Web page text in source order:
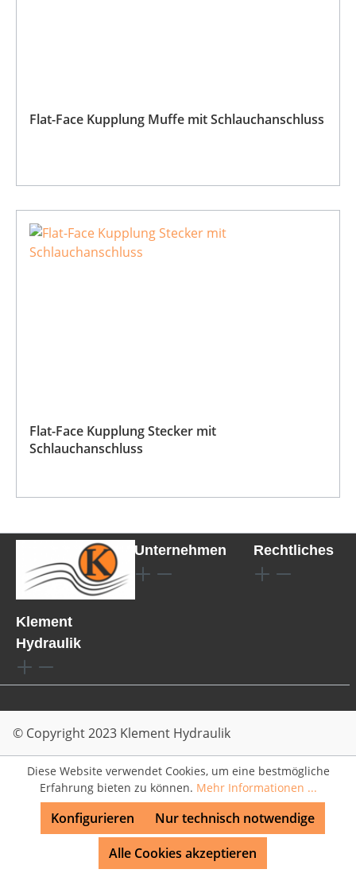
Flat-Face Kupplung Muffe mit Schlauchanschluss
Flat-Face Kupplung Stecker mit
Schlauchanschluss
Klement
Hydraulik
Unternehmen Rechtliches
© Copyright 2023 Klement Hydraulik
Diese Website verwendet Cookies, um eine bestmögliche
Erfahrung bieten zu können. Mehr Informationen ...
Nur technisch notwendige
Konfigurieren
Alle Cookies akzeptieren